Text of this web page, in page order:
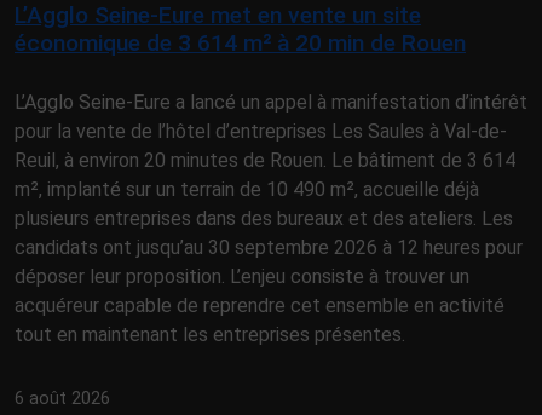
L’Agglo Seine-Eure met en vente un site
économique de 3 614 m² à 20 min de Rouen
L’Agglo Seine-Eure a lancé un appel à manifestation d’intérêt
pour la vente de l’hôtel d’entreprises Les Saules à Val-de-
Reuil, à environ 20 minutes de Rouen. Le bâtiment de 3 614
m², implanté sur un terrain de 10 490 m², accueille déjà
plusieurs entreprises dans des bureaux et des ateliers. Les
candidats ont jusqu’au 30 septembre 2026 à 12 heures pour
déposer leur proposition. L’enjeu consiste à trouver un
acquéreur capable de reprendre cet ensemble en activité
tout en maintenant les entreprises présentes.
6 août 2026